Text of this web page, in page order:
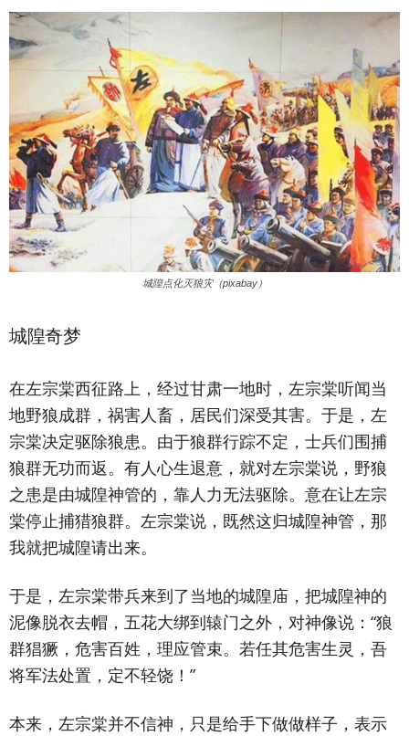
城隍点化灭狼灾（pixabay）
城隍奇梦
在左宗棠西征路上，经过甘肃一地时，左宗棠听闻当
地野狼成群，祸害人畜，居民们深受其害。于是，左
宗棠决定驱除狼患。由于狼群行踪不定，士兵们围捕
狼群无功而返。有人心生退意，就对左宗棠说，野狼
之患是由城隍神管的，靠人力无法驱除。意在让左宗
棠停止捕猎狼群。左宗棠说，既然这归城隍神管，那
我就把城隍请出来。
于是，左宗棠带兵来到了当地的城隍庙，把城隍神的
泥像脱衣去帽，五花大绑到辕门之外，对神像说：“狼
群猖獗，危害百姓，理应管束。若任其危害生灵，吾
将军法处置，定不轻饶！”
本来，左宗棠并不信神，只是给手下做做样子，表示